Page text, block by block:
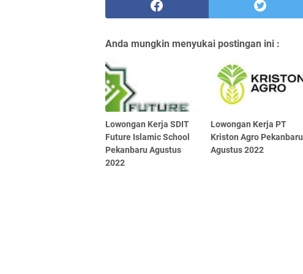
Anda mungkin menyukai postingan ini :
Lowongan Kerja SDIT
Future Islamic School
Pekanbaru Agustus
2022
Lowongan Kerja PT
Kriston Agro Pekanbaru
Agustus 2022